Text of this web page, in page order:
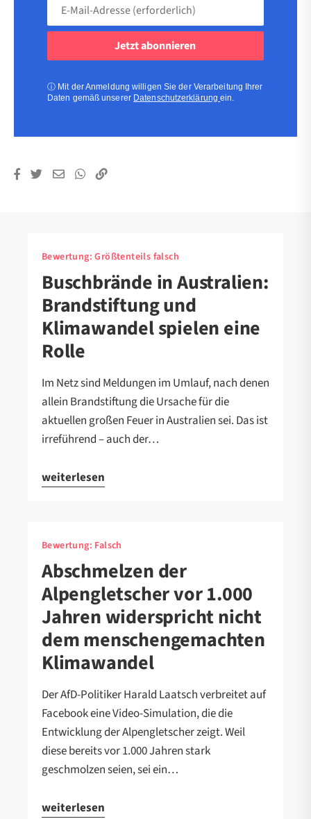
Adresse
ⓘ Mit der Anmeldung willigen Sie der Verarbeitung Ihrer
Daten gemäß unserer Datenschutzerklärungein.
Bewertung:Größtenteils falsch
Buschbrände in Australien:
Brandstiftung und
Klimawandel spielen eine
Rolle
Im Netz sind Meldungen im Umlauf, nach denen
allein Brandstiftung die Ursache für die
aktuellen großen Feuer in Australien sei. Das ist
irreführend – auch der…
weiterlesen
Bewertung: Falsch
Abschmelzen der
Alpengletscher vor 1.000
Jahren widerspricht nicht
dem menschengemachten
Klimawandel
Der AfD-Politiker Harald Laatsch verbreitet auf
Facebook eine Video-Simulation, die die
Entwicklung der Alpengletscher zeigt. Weil
diese bereits vor 1.000 Jahren stark
geschmolzen seien, sei ein…
weiterlesen